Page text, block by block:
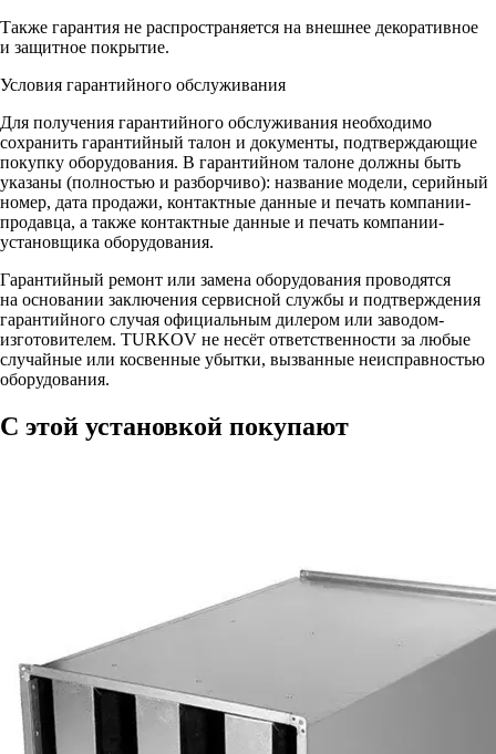
Также гарантия не распространяется на внешнее декоративное
и защитное покрытие.
Условия гарантийного обслуживания
Для получения гарантийного обслуживания необходимо
сохранить гарантийный талон и документы, подтверждающие
покупку оборудования. В гарантийном талоне должны быть
указаны (полностью и разборчиво): название модели, серийный
номер, дата продажи, контактные данные и печать компании-
продавца, а также контактные данные и печать компании-
установщика оборудования.
Гарантийный ремонт или замена оборудования проводятся
на основании заключения сервисной службы и подтверждения
гарантийного случая официальным дилером или заводом-
изготовителем. TURKOV не несёт ответственности за любые
случайные или косвенные убытки, вызванные неисправностью
оборудования.
С этой установкой покупают